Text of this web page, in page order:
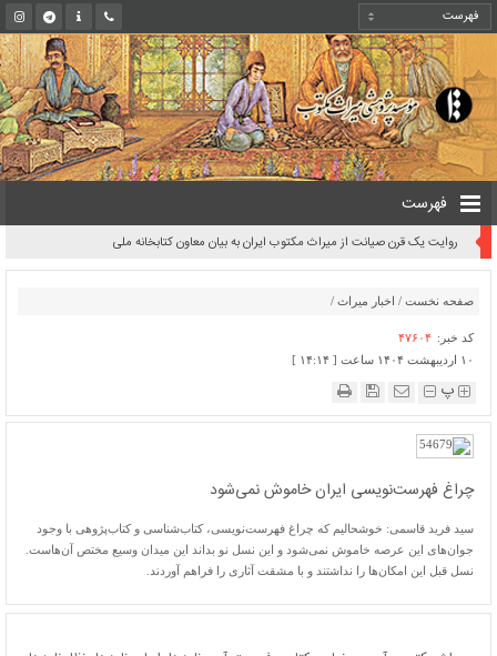
فهرست
روایت یک قرن صیانت از میراث مکتوب ایران به بیان معاون کتابخانه ملی
صفحه نخست / اخبار میراث /
کد خبر: ۴۷۶۰۴
۱۰ اردیبهشت ۱۴۰۴ ساعت [ ۱۴:۱۴ ]
پ
چراغ فهرست‌نویسی ایران خاموش نمی‌شود
سید فرید قاسمی: خوشحالیم که چراغ فهرست‌نویسی، کتاب‌شناسی و کتاب‌پژوهی با وجود
جوان‌های این عرصه خاموش نمی‌شود و این نسل نو بداند این میدان وسیع مختص آن‌هاست.
نسل قبل این امکان‌ها را نداشتند و با مشقت آثاری را فراهم آوردند.